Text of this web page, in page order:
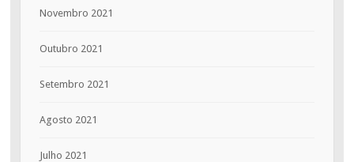
Novembro 2021
Outubro 2021
Setembro 2021
Agosto 2021
Julho 2021